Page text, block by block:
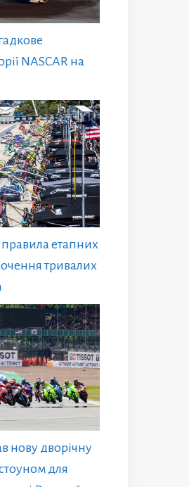
NASCAR на
етапних
тривалих
нову дворічну
для